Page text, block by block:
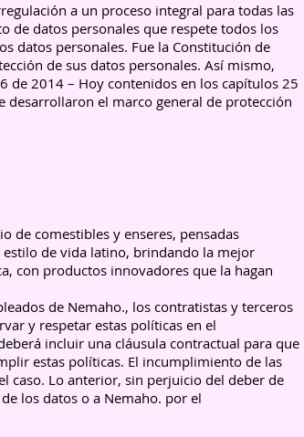
a un proceso integral para todas las
de datos personales que respete todos los
datos personales. Fue la Constitución de
de sus datos personales. Así mismo,
de 2014 – Hoy contenidos en los capítulos 25
desarrollaron el marco general de protección
de comestibles y enseres, pensadas
de vida latino, brindando la mejor
con productos innovadores que la hagan
de Nemaho., los contratistas y terceros
y respetar estas políticas en el
incluir una cláusula contractual para que
estas políticas. El incumplimiento de las
caso. Lo anterior, sin perjuicio del deber de
los datos o a Nemaho. por el